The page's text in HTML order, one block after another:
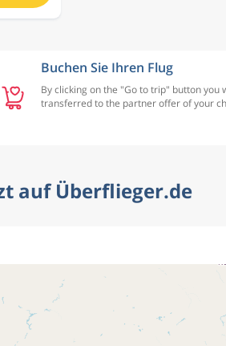
Buchen Sie Ihren Flug
By clicking on the "Go to trip" button you
transferred to the partner offer of your
auf Überflieger.de